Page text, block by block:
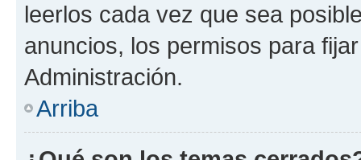
leerlos cada vez que sea
anuncios, los permisos para
Administración.
Arriba